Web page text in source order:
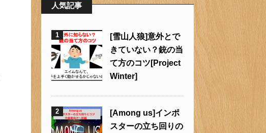
人気記事
1
[雪山人狼]意外とで
きていない？銃の当
て方のコツ[Project
Winter]
2
[Among us]インポ
スターの立ち回りの